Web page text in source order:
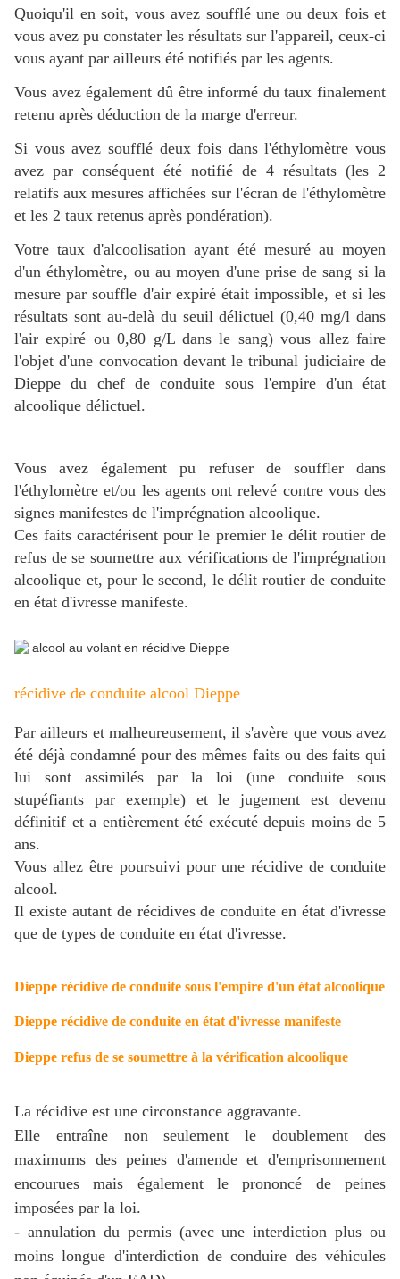
Quoiqu'il en soit, vous avez soufflé une ou deux fois et
vous avez pu constater les résultats sur l'appareil, ceux-ci
vous ayant par ailleurs été notifiés par les agents.
Vous avez également dû être informé du taux finalement
retenu après déduction de la marge d'erreur.
Si vous avez soufflé deux fois dans l'éthylomètre vous
avez par conséquent été notifié de 4 résultats (les 2
relatifs aux mesures affichées sur l'écran de l'éthylomètre
et les 2 taux retenus après pondération).
Votre taux d'alcoolisation ayant été mesuré au moyen
d'un éthylomètre, ou au moyen d'une prise de sang si la
mesure par souffle d'air expiré était impossible, et si les
résultats sont au-delà du seuil délictuel (0,40 mg/l dans
l'air expiré ou 0,80 g/L dans le sang) vous allez faire
l'objet d'une convocation devant le tribunal judiciaire de
Dieppe du chef de conduite sous l'empire d'un état
alcoolique délictuel.
Vous avez également pu refuser de souffler dans
l'éthylomètre et/ou les agents ont relevé contre vous des
signes manifestes de l'imprégnation alcoolique.
Ces faits caractérisent pour le premier le délit routier de
refus de se soumettre aux vérifications de l'imprégnation
alcoolique et, pour le second, le délit routier de conduite
en état d'ivresse manifeste.
récidive de conduite alcool Dieppe
Par ailleurs et malheureusement, il s'avère que vous avez
été déjà condamné pour des mêmes faits ou des faits qui
lui sont assimilés par la loi (une conduite sous
stupéfiants par exemple) et le jugement est devenu
définitif et a entièrement été exécuté depuis moins de 5
ans.
Vous allez être poursuivi pour une récidive de conduite
alcool.
Il existe autant de récidives de conduite en état d'ivresse
que de types de conduite en état d'ivresse.
Dieppe récidive de conduite sous l'empire d'un état alcoolique
Dieppe récidive de conduite en état d'ivresse manifeste
Dieppe refus de se soumettre à la vérification alcoolique
La récidive est une circonstance aggravante.
Elle entraîne non seulement le doublement des
maximums des peines d'amende et d'emprisonnement
encourues mais également le prononcé de peines
imposées par la loi.
- annulation du permis (avec une interdiction plus ou
moins longue d'interdiction de conduire des véhicules